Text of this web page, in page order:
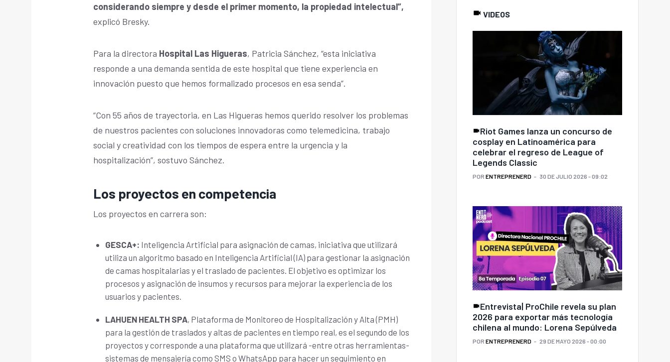
considerando siempre y desde el primer momento, la propiedad intelectual”,
explicó Bresky.
Para la directora Hospital Las Higueras, Patricia Sánchez, “esta iniciativa
responde a una demanda sentida de este hospital que tiene experiencia en
innovación puesto que hemos formalizado procesos en esa senda”.
“Con 55 años de trayectoria, en Las Higueras hemos querido resolver los problemas
de nuestros pacientes con soluciones innovadoras como telemedicina, trabajo
social y creatividad con los tiempos de espera entre la urgencia y la
hospitalización”, sostuvo Sánchez.
Los proyectos en competencia
Los proyectos en carrera son:
GESCA+: Inteligencia Artificial para asignación de camas, iniciativa que utilizará
utiliza un algoritmo basado en Inteligencia Artificial (IA) para gestionar la asignación
de camas hospitalarias y el traslado de pacientes. El objetivo es optimizar los
procesos y asignación de insumos y recursos para mejorar la experiencia de los
usuarios y pacientes.
LAHUEN HEALTH SPA, Plataforma de Monitoreo de Hospitalización y Alta (PMH)
para la gestión de traslados y altas de pacientes en tiempo real, es el segundo de los
proyectos y corresponde a una plataforma que utilizará -entre otras herramientas-
sistemas de mensajería como SMS o WhatsApp para hacer un seguimiento en
VIDEOS
Riot Games lanza un concurso de
cosplay en Latinoamérica para
celebrar el regreso de League of
Legends Classic
POR ENTREPRENERD 30 DE JULIO 2026 - 09:02
Entrevista| ProChile revela su plan
2026 para exportar más tecnología
chilena al mundo: Lorena Sepúlveda
POR ENTREPRENERD 29 DE MAYO 2026 - 00:00